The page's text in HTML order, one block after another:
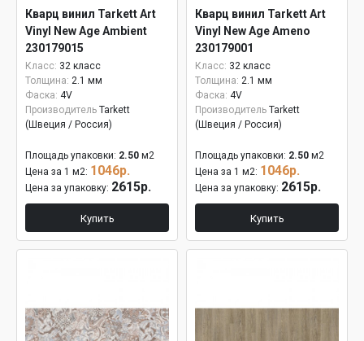
Кварц винил Tarkett Art
Vinyl New Age Ambient
230179015
Класс: 32 класс
Толщина: 2.1 мм
Фаска: 4V
Производитель Tarkett
(Швеция / Россия)
Площадь упаковки: 2.50 м2
Цена за 1 м2: 1046р.
Цена за упаковку: 2615р.
Купить
Кварц винил Tarkett Art
Vinyl New Age Ameno
230179001
Класс: 32 класс
Толщина: 2.1 мм
Фаска: 4V
Производитель Tarkett
(Швеция / Россия)
Площадь упаковки: 2.50 м2
Цена за 1 м2: 1046р.
Цена за упаковку: 2615р.
Купить